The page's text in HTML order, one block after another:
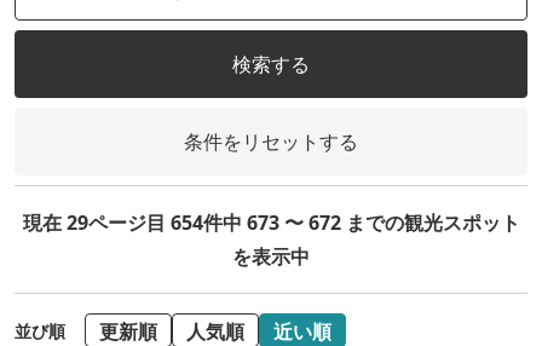
検索する
条件をリセットする
現在 29ページ目 654件中 673 〜 672 までの観光スポット
を表示中
並び順 更新順 人気順 近い順